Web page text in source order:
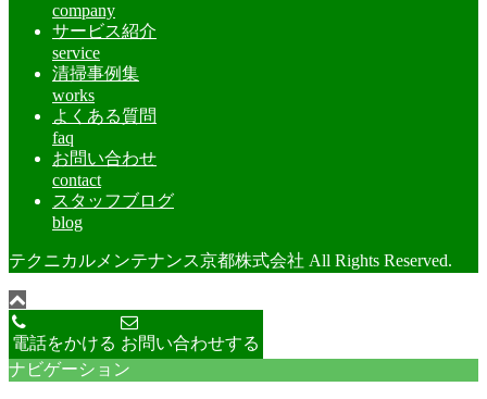
company
サービス紹介
service
清掃事例集
works
よくある質問
faq
お問い合わせ
contact
スタッフブログ
blog
テクニカルメンテナンス京都株式会社 All Rights Reserved.
電話をかける お問い合わせする
ナビゲーション